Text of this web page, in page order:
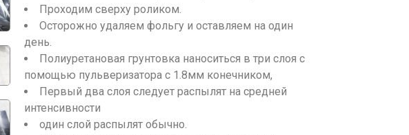
Проходим сверху роликом.
Осторожно удаляем фольгу и оставляем на один
день.
Полиуретановая грунтовка наноситься в три слоя с
помощью пульверизатора с 1.8мм конечником,
Первый два слоя следует распылят на средней
интенсивности
один слой распылят обычно.